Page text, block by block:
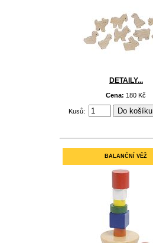
DETAILY...
Cena: 180 Kč
Kusů:
BALANČNÍ VĚŽ